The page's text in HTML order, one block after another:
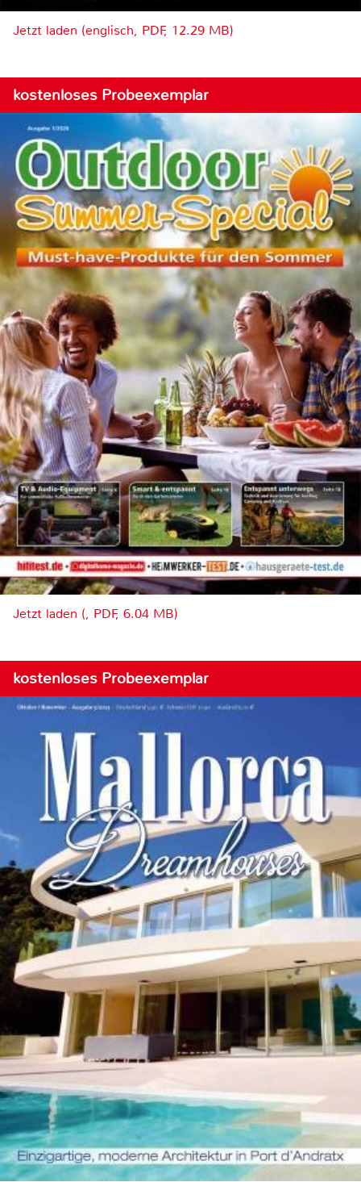
Jetzt laden (englisch, PDF, 12.29 MB)
kostenloses Probeexemplar
Jetzt laden (, PDF, 6.04 MB)
kostenloses Probeexemplar